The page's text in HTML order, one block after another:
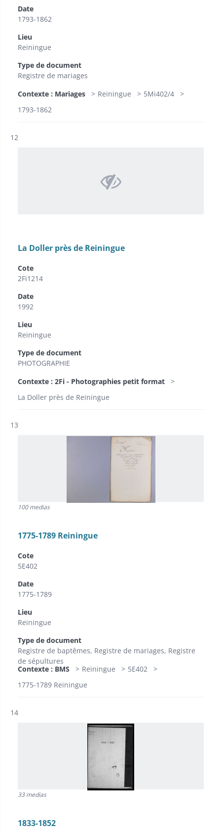
Date
1793-1862
Lieu
Reiningue
Type de document
Registre de mariages
Contexte : Mariages
Reiningue
5Mi402/4
1793-1862
Résultat n°
12
La Doller près de Reiningue
Cote
2Fi1214
Date
1992
Lieu
Reiningue
Type de document
PHOTOGRAPHIE
Contexte : 2Fi - Photographies petit format
La Doller près de Reiningue
Résultat n°
13
100 medias
1775-1789 Reiningue
Cote
5E402
Date
1775-1789
Lieu
Reiningue
Type de document
Registre de baptêmes, Registre de mariages, Registre
de sépultures
Contexte : BMS
Reiningue
5E402
1775-1789 Reiningue
Résultat n°
14
33 medias
1833-1852